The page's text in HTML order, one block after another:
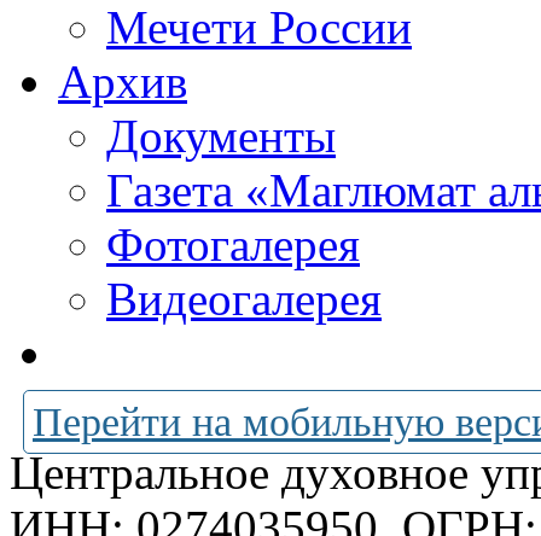
Мечети России
Архив
Документы
Газета «Маглюмат
Фотогалерея
Видеогалерея
Перейти на мобильную
Центральное духовное